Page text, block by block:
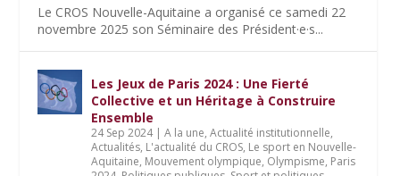
Le CROS Nouvelle-Aquitaine a organisé ce samedi 22
novembre 2025 son Séminaire des Président·e·s...
Les Jeux de Paris 2024 : Une Fierté
Collective et un Héritage à Construire
Ensemble
24 Sep 2024|A la une,Actualité institutionnelle,
Actualités, L'actualité du CROS, Le sport en Nouvelle-
Aquitaine, Mouvement olympique, Olympisme, Paris